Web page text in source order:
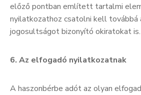
előző pontban említett tartalmi
nyilatkozathoz csatolni kell továbbá
jogosultságot bizonyító okiratokat is.
6. Az elfogadó nyilatkozatnak
A haszonbérbe adót az olyan